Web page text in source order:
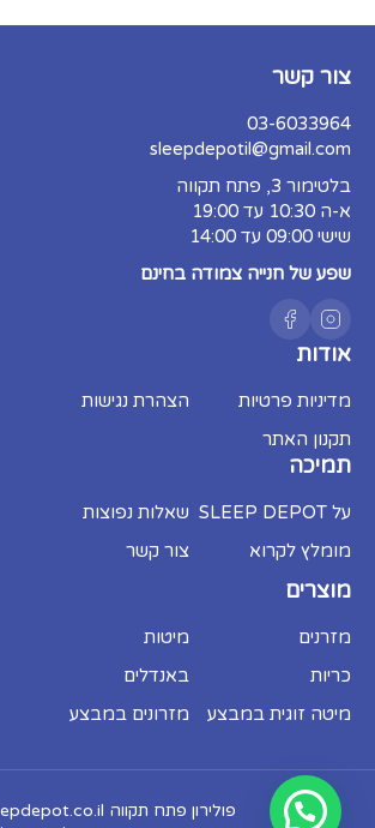
מוצרים
מזרנים
מיטות
כריות
באנדלים
מיטה זוגית במבצע
מזרונים במבצע
תמיכה
על SLEEP DEPOT
שאלות נפוצות
מומלץ לקרוא
צור קשר
אודות
מדיניות פרטיות
הצהרת נגישות
תקנון האתר
צור קשר
03-6033964
sleepdepotil@gmail.com
בלטימור 3, פתח תקווה
א-ה 10:30 עד 19:00
שישי 09:00 עד 14:00
שפע של חנייה צמודה בחינם
פולירון פתח תקווה sleepdepot.co.il